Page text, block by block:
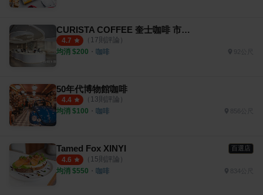
CURISTA COFFEE 奎士咖啡 市府旗艦店
4.7 （ 17則評論）
均消 $200 ・ 咖啡 92公尺
50年代博物館咖啡
4.4 （ 13則評論）
均消 $100 ・ 咖啡 856公尺
Tamed Fox XINYI 百選店
4.6 （ 15則評論）
均消 $550 ・ 咖啡